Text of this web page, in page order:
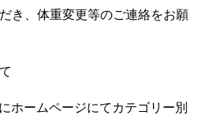
き、体重変更等のご連絡をお願
ームページにてカテゴリー別